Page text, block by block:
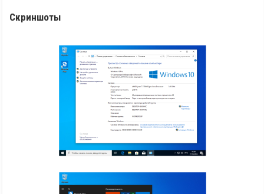
Скриншоты